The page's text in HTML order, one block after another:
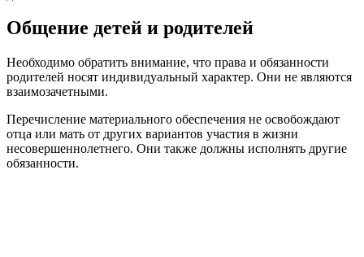
Общение детей и родителей
Необходимо обратить внимание, что права и обязанности
родителей носят индивидуальный характер. Они не являются
взаимозачетными.
Перечисление материального обеспечения не освобождают
отца или мать от других вариантов участия в жизни
несовершеннолетнего. Они также должны исполнять другие
обязанности.